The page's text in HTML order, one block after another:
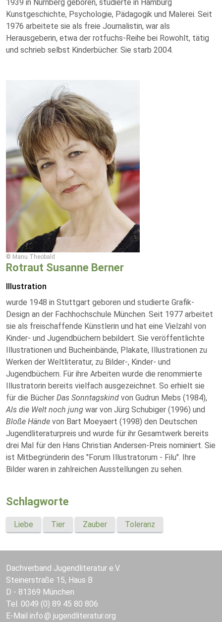
1939 in Nürnberg geboren, studierte in Hamburg
Kunstgeschichte, Psychologie, Pädagogik und Malerei. Seit
1976 arbeitete sie als freie Journalistin, war als
Herausgeberin, etwa der rotfuchs-Reihe bei Rowohlt, tätig
und schrieb selbst Kinderbücher. Sie starb 2004.
© Manu Theobald
Rotraut Susanne Berner
Illustration
wurde 1948 in Stuttgart geboren und studierte Grafik-
Design an der Fachhochschule München. Seit 1977 arbeitet
sie als freischaffende Künstlerin und hat eine Vielzahl von
Kinder- und Jugendbüchern bebildert. Sie veröffentlichte
Illustrationen und Bucheinbände, Plakate, Illustrationen zu
Werken der Weltliteratur, zu Bilder-, Kinder- und
Jugendbüchern. Für ihre Arbeiten wurde die renommierte
Illustratorin bereits vielfach ausgezeichnet. So erhielt sie
für die Bücher Das Sonntagskind von Gudrun Mebs (1984),
Als die Welt noch jung war von Jürg Schubiger (1996) und
Bloße Hände von Bart Moeyaert (1998) den Deutschen
Jugendliteraturpreis und wurde für ihr Gesamtwerk bereits
drei Mal für den Hans Christian Andersen-Preis nominiert. Sie
ist Mitbegründerin des "Forum Illustratorum - Filu". Ihre
Bilder waren in zahlreichen Ausstellungen zu sehen.
Schlagworte
Liebe Tier Zauber Toleranz
Dachverband Jugendliteratur e.V.
Steinerstraße 15, Haus B
D - 81369 München
Tel. 0049 (0) 89 45 80 806
E-Mail info jugendliteratur.org